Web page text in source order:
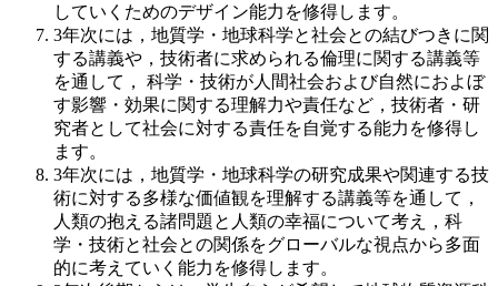
していくためのデザイン能力を修得します。
3年次には，地質学・地球科学と社会との結びつきに関
する講義や，技術者に求められる倫理に関する講義等
を通して， 科学・技術が人間社会および自然におよぼ
す影響・効果に関する理解力や責任など，技術者・研
究者として社会に対する責任を自覚する能力を修得し
ます。
3年次には，地質学・地球科学の研究成果や関連する技
術に対する多様な価値観を理解する講義等を通して，
人類の抱える諸問題と人類の幸福について考え，科
学・技術と社会との関係をグローバルな視点から多面
的に考えていく能力を修得します。